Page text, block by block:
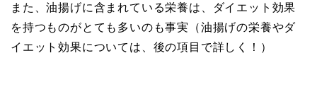
また、油揚げに含まれている栄養は、ダイエット効果
を持つものがとても多いのも事実（油揚げの栄養やダ
イエット効果については、後の項目で詳しく！）